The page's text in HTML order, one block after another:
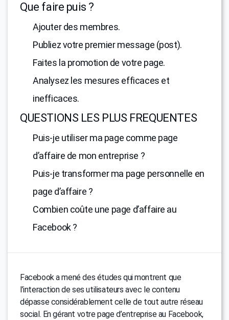
Que faire puis ?
Ajouter des membres.
Publiez votre premier message (post).
Faites la promotion de votre page.
Analysez les mesures efficaces et
inefficaces.
QUESTIONS LES PLUS FREQUENTES
Puis-je utiliser ma page comme page
d’affaire de mon entreprise ?
Puis-je transformer ma page personnelle en
page d’affaire ?
Combien coûte une page d’affaire au
Facebook ?
Facebook a mené des études qui montrent que
l’interaction de ses utilisateurs avec le contenu
dépasse considérablement celle de tout autre réseau
social. En gérant votre page d’entreprise au Facebook,